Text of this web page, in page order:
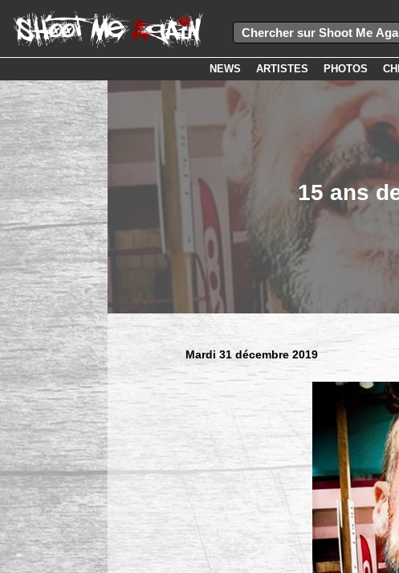
NEWS ARTISTES PHOTOS
15 ans
Mardi 31 décembre 2019